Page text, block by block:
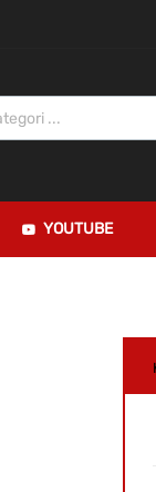
YOUTUBE